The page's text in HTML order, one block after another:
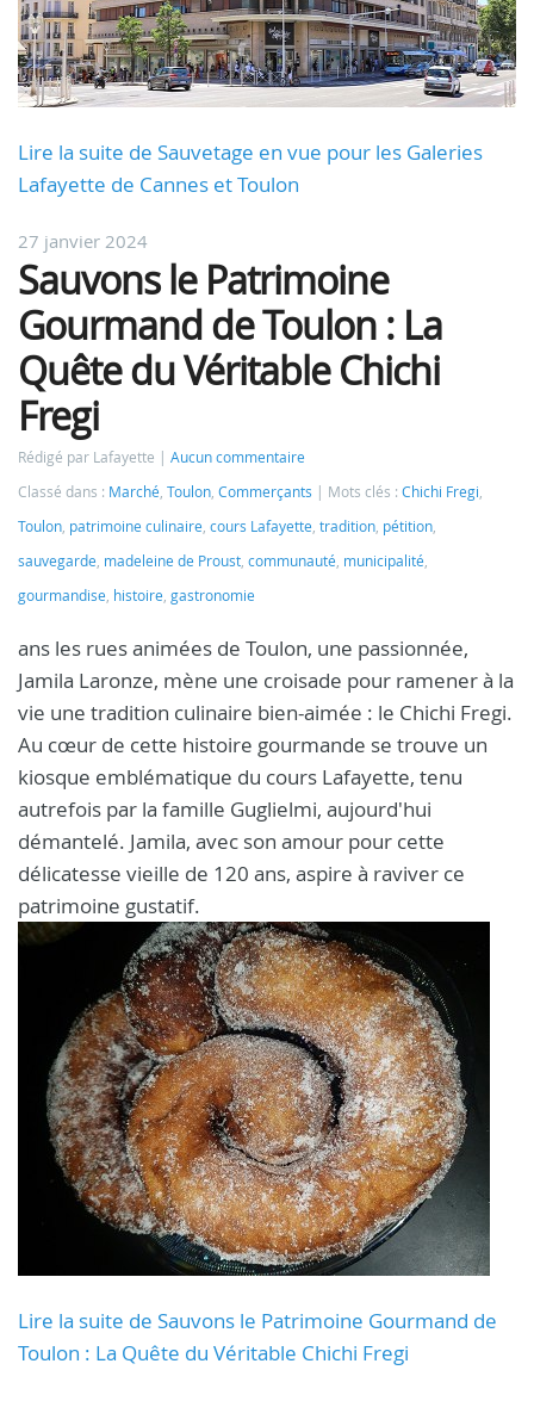
Lire la suite de Sauvetage en vue pour les Galeries
Lafayette de Cannes et Toulon
27 janvier 2024
Sauvons le Patrimoine
Gourmand de Toulon : La
Quête du Véritable Chichi
Fregi
Rédigé par Lafayette
Aucun commentaire
Classé dans : Marché, Toulon, Commerçants Mots clés : Chichi Fregi,
Toulon, patrimoine culinaire, cours Lafayette, tradition, pétition,
sauvegarde, madeleine de Proust, communauté, municipalité,
gourmandise, histoire, gastronomie
ans les rues animées de Toulon, une passionnée,
Jamila Laronze, mène une croisade pour ramener à la
vie une tradition culinaire bien-aimée : le Chichi Fregi.
Au cœur de cette histoire gourmande se trouve un
kiosque emblématique du cours Lafayette, tenu
autrefois par la famille Guglielmi, aujourd'hui
démantelé. Jamila, avec son amour pour cette
délicatesse vieille de 120 ans, aspire à raviver ce
patrimoine gustatif.
Lire la suite de Sauvons le Patrimoine Gourmand de
Toulon : La Quête du Véritable Chichi Fregi